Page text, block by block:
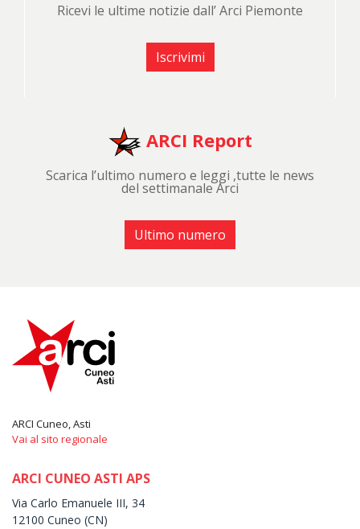
Ricevi le ultime notizie dall’ Arci Piemonte
Iscrivimi
ARCI Report
Scarica l’ultimo numero e leggi ,tutte le news
del settimanale Arci
Ultimo numero
ARCI Cuneo, Asti
Vai al sito regionale
ARCI CUNEO ASTI APS
Via Carlo Emanuele III, 34
12100 Cuneo (CN)